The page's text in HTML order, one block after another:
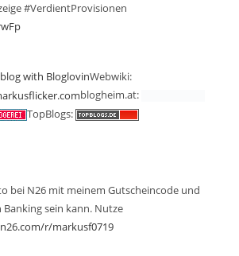
#VerdientProvisionen
with BloglovinWebwiki:
blogheim.at:
TopBlogs:
bei N26 mit meinem Gutscheincode und
sein kann. Nutze
r/markusf0719